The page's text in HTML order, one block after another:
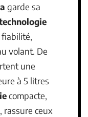
garde sa
fiabilité,
volant. De
une
à 5 litres
compacte,
rassure ceux